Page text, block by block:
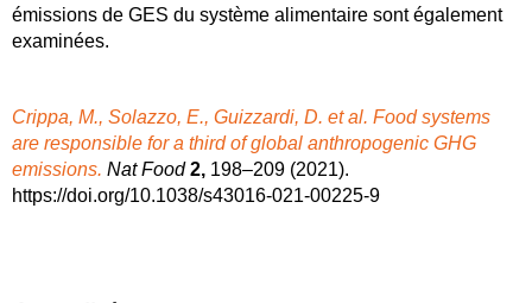
émissions de GES du système alimentaire sont également
examinées.
Crippa, M., Solazzo, E., Guizzardi, D. et al. Food systems
are responsible for a third of global anthropogenic GHG
emissions. Nat Food 2, 198–209 (2021).
https://doi.org/10.1038/s43016-021-00225-9